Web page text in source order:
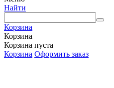
Найти
Корзина
Корзина
Корзина пуста
Корзина Оформить заказ